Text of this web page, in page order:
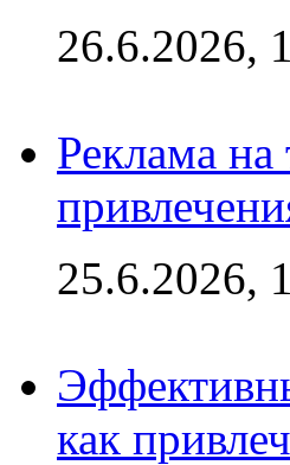
26.6.2026,
Реклама
25.6.2026,
как